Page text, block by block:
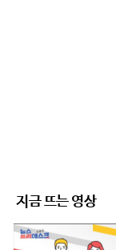
지금 뜨는 영상